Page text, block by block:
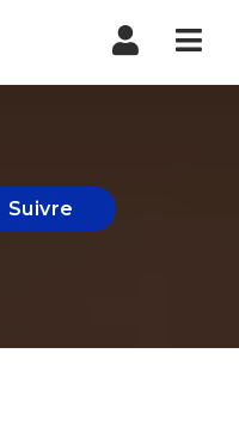
Suivre